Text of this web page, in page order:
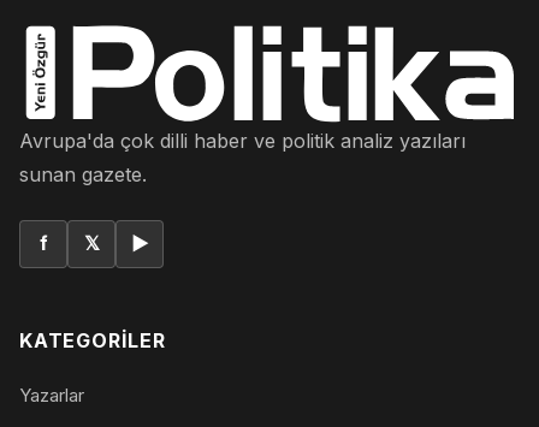
Avrupa'da çok dilli haber ve politik analiz yazıları
sunan gazete.
f 𝕏 ▶
KATEGORILER
Yazarlar